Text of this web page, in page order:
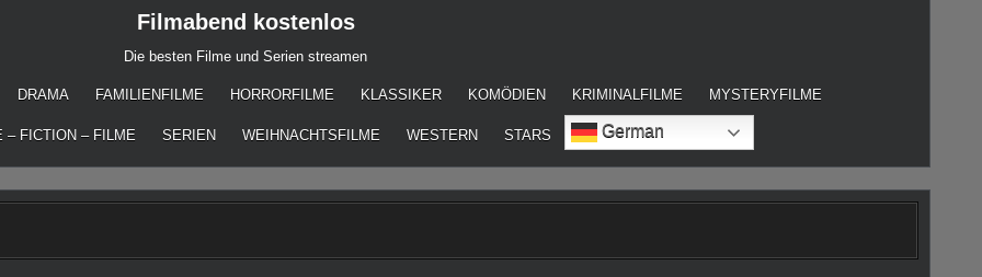
Filmabend kostenlos
Die besten Filme und Serien streamen
DRAMA FAMILIENFILME HORRORFILME KLASSIKER KOMÖDIEN KRIMINALFILME MYSTERYFILME
– FICTION – FILME SERIEN WEIHNACHTSFILME WESTERN STARS German